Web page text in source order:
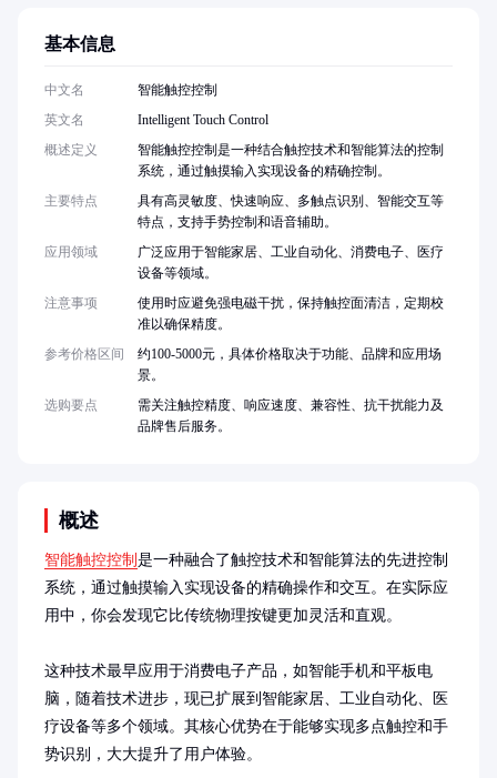
概述
智能触控控制 是一种融合了触控技术和智能算法的先进控制
系统，通过触摸输入实现设备的精确操作和交互。在实际应
用中，你会发现它比传统物理按键更加灵活和直观。
这种技术最早应用于消费电子产品，如智能手机和平板电
脑，随着技术进步，现已扩展到智能家居、工业自动化、医
疗设备等多个领域。其核心优势在于能够实现多点触控和手
势识别，大大提升了用户体验。
基本信息
中文名
智能触控控制
英文名
Intelligent Touch Control
概述定义
智能触控控制是一种结合触控技术和智能算法的控制
系统，通过触摸输入实现设备的精确控制。
主要特点
具有高灵敏度、快速响应、多触点识别、智能交互等
特点，支持手势控制和语音辅助。
应用领域
广泛应用于智能家居、工业自动化、消费电子、医疗
设备等领域。
注意事项
使用时应避免强电磁干扰，保持触控面清洁，定期校
准以确保精度。
参考价格区间
约100-5000元，具体价格取决于功能、品牌和应用场
景。
选购要点
需关注触控精度、响应速度、兼容性、抗干扰能力及
品牌售后服务。